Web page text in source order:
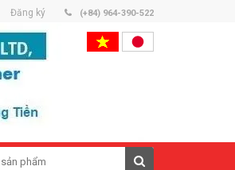
Đăng ký (+84) 964-390-522